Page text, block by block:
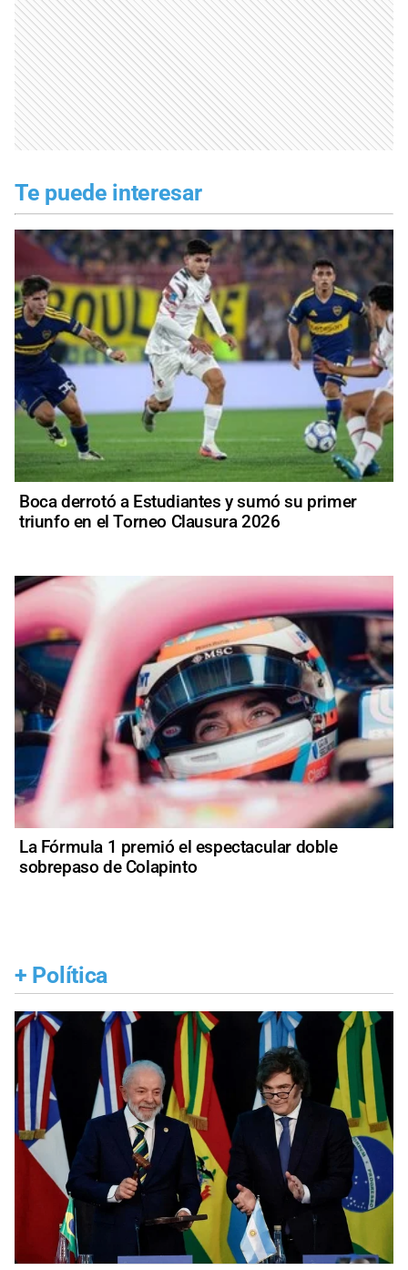
Te puede interesar
Boca derrotó a Estudiantes y sumó su primer
triunfo en el Torneo Clausura 2026
La Fórmula 1 premió el espectacular doble
sobrepaso de Colapinto
+ Política